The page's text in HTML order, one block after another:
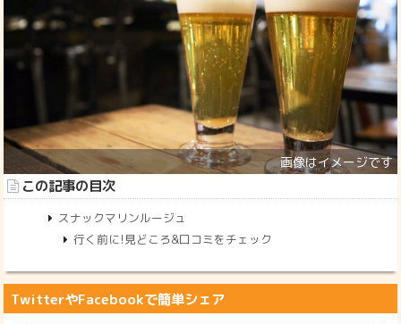
この記事の目次
スナックマリンルージュ
行く前に!見どころ&口コミをチェック
TwitterやFacebookで簡単シェア